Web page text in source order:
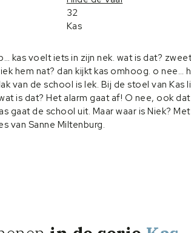
32
Kas
kas voelt iets in zijn nek. wat is dat?
hem nat? dan kijkt kas omhoog. o nee…
van de school is lek. Bij de stoel van Kas
is dat? Het alarm gaat af! O nee, ook
gaat de school uit. Maar waar is Niek?
van Sanne Miltenburg.